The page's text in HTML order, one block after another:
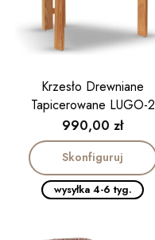
Krzesło Drewniane
Tapicerowane LUGO-2
Cena
990,00 zł
Skonfiguruj
wysyłka 4-6 tyg.